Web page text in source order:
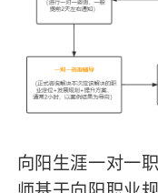
向阳生涯一对一